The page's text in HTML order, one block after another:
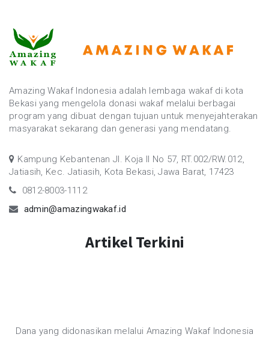
Amazing Wakaf Indonesia adalah lembaga wakaf di kota
Bekasi yang mengelola donasi wakaf melalui berbagai
program yang dibuat dengan tujuan untuk menyejahterakan
masyarakat sekarang dan generasi yang mendatang.
Kampung Kebantenan Jl. Koja II No 57, RT.002/RW.012,
Jatiasih, Kec. Jatiasih, Kota Bekasi, Jawa Barat, 17423
0812-8003-1112
admin@amazingwakaf.id
Artikel Terkini
Dana yang didonasikan melalui Amazing Wakaf Indonesia